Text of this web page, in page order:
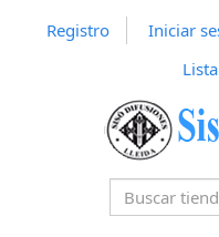
Registro Iniciar